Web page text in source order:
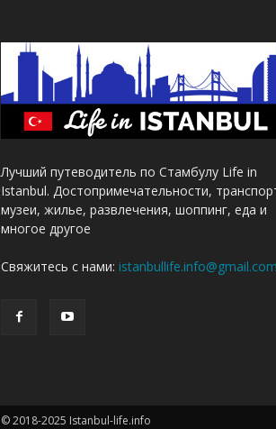
Лучший путеводитель по Стамбулу Life in
Istanbul. Достопримечательности,
музеи, жилье, развлечения, шоппинг, еда и
многое другое
Свяжитесь с нами: istanbullife.info@gmail.com
© 2018-2025 Istanbul-life.info